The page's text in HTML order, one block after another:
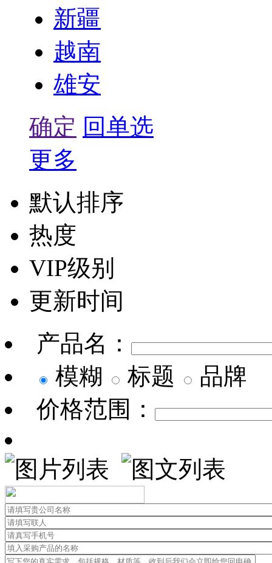
新疆
越南
雄安
确定 回单选
更多
默认排序
热度
VIP级别
更新时间
产品名：
模糊
标题
品牌
价格范围：